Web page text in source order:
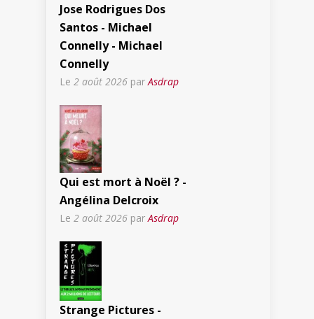
Jose Rodrigues Dos
Santos - Michael
Connelly - Michael
Connelly
Le 2 août 2026 parAsdrap
Qui est mort à Noël ? -
Angélina Delcroix
Le 2 août 2026 par Asdrap
Strange Pictures -